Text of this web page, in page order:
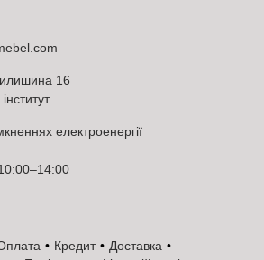
декорів
— кожен колір має свою текстуру та
розширюють простір і підходять
Темні декори, такі як горіх або венге,
16
електроенергії
Кредит
Доставка